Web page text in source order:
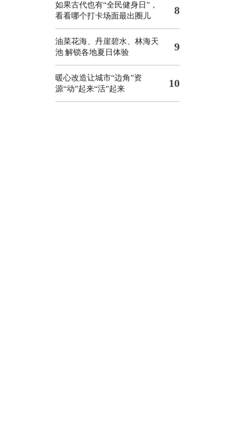
如果古代也有“全民健身日”，
看看哪个打卡场面最出圈儿
8
油菜花海、丹崖碧水、林海天
池 解锁各地夏日体验
9
暖心改造让城市“边角”资
源“动”起来“活”起来
10